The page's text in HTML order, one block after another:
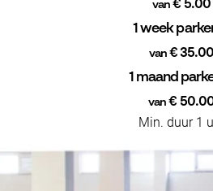
van € 5.00
1 week
van€ 35.00
1 maand
van €
Min. duur 1